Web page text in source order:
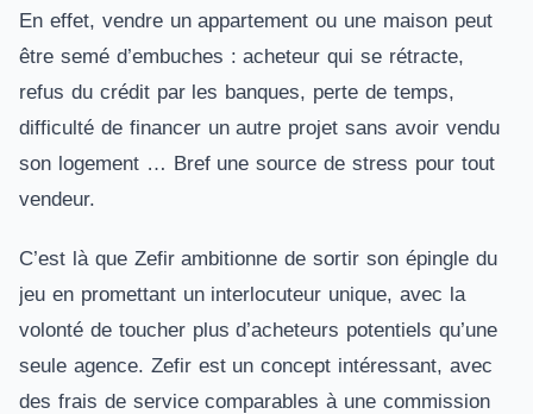
En effet, vendre un appartement ou une maison peut
être semé d’embuches : acheteur qui se rétracte,
refus du crédit par les banques, perte de temps,
difficulté de financer un autre projet sans avoir vendu
son logement … Bref une source de stress pour tout
vendeur.
C’est là que Zefir ambitionne de sortir son épingle du
jeu en promettant un interlocuteur unique, avec la
volonté de toucher plus d’acheteurs potentiels qu’une
seule agence. Zefir est un concept intéressant, avec
des frais de service comparables à une commission